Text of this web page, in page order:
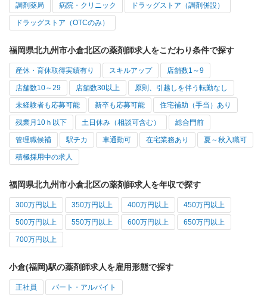
調剤薬局 病院・クリニック ドラッグストア（調剤併設）
ドラッグストア（OTCのみ）
福岡県北九州市小倉北区の薬剤師求人をこだわり条件で探す
産休・育休取得実績有り スキルアップ 店舗数1～9
店舗数10～29 店舗数30以上 原則、引越しを伴う転勤なし
未経験者も応募可能 新卒も応募可能 住宅補助（手当）あり
残業月10ｈ以下 土日休み（相談可含む） 総合門前
管理職候補 駅チカ 車通勤可 在宅業務あり 夏～秋入職可
積極採用中の求人
福岡県北九州市小倉北区の薬剤師求人を年収で探す
300万円以上 350万円以上 400万円以上 450万円以上
500万円以上 550万円以上 600万円以上 650万円以上
700万円以上
小倉(福岡)駅の薬剤師求人を雇用形態で探す
正社員 パート・アルバイト